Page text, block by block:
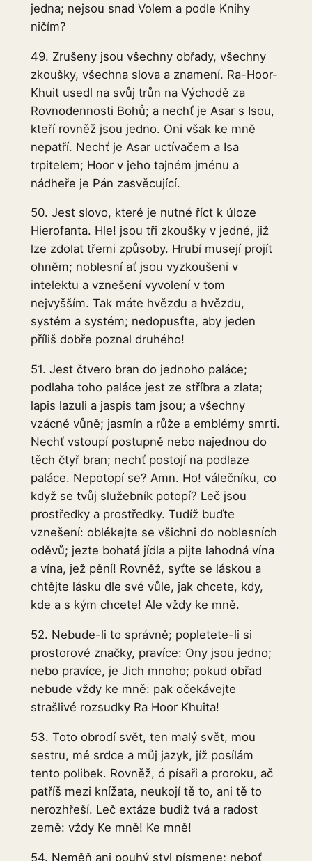
jedna; nejsou snad Volem a podle Knihy
ničím?
49. Zrušeny jsou všechny obřady, všechny
zkoušky, všechna slova a znamení. Ra-Hoor-
Khuit usedl na svůj trůn na Východě za
Rovnodennosti Bohů; a nechť je Asar s Isou,
kteří rovněž jsou jedno. Oni však ke mně
nepatří. Nechť je Asar uctívačem a Isa
trpitelem; Hoor v jeho tajném jménu a
nádheře je Pán zasvěcující.
50. Jest slovo, které je nutné říct k úloze
Hierofanta. Hle! jsou tři zkoušky v jedné, již
lze zdolat třemi způsoby. Hrubí musejí projít
ohněm; noblesní ať jsou vyzkoušeni v
intelektu a vznešení vyvolení v tom
nejvyšším. Tak máte hvězdu a hvězdu,
systém a systém; nedopusťte, aby jeden
příliš dobře poznal druhého!
51. Jest čtvero bran do jednoho paláce;
podlaha toho paláce jest ze stříbra a zlata;
lapis lazuli a jaspis tam jsou; a všechny
vzácné vůně; jasmín a růže a emblémy smrti.
Nechť vstoupí postupně nebo najednou do
těch čtyř bran; nechť postojí na podlaze
paláce. Nepotopí se? Amn. Ho! válečníku, co
když se tvůj služebník potopí? Leč jsou
prostředky a prostředky. Tudíž buďte
vznešení: oblékejte se všichni do noblesních
oděvů; jezte bohatá jídla a pijte lahodná vína
a vína, jež pění! Rovněž, syťte se láskou a
chtějte lásku dle své vůle, jak chcete, kdy,
kde a s kým chcete! Ale vždy ke mně.
52. Nebude-li to správně; popletete-li si
prostorové značky, pravíce: Ony jsou jedno;
nebo pravíce, je Jich mnoho; pokud obřad
nebude vždy ke mně: pak očekávejte
strašlivé rozsudky Ra Hoor Khuita!
53. Toto obrodí svět, ten malý svět, mou
sestru, mé srdce a můj jazyk, jíž posílám
tento polibek. Rovněž, ó písaři a proroku, ač
patříš mezi knížata, neukojí tě to, ani tě to
nerozhřeší. Leč extáze budiž tvá a radost
země: vždy Ke mně! Ke mně!
54. Neměň ani pouhý styl písmene; neboť